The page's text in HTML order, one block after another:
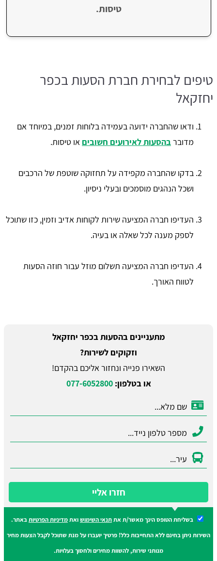
טיסות.
טיפים לבחירת חברת הסעות בכפר
יחזקאל
ודאו שהחברה ידועה בעמידה בלוחות זמנים, במיוחד אם
מדוברבהסעות לאירועים חשובים או טיסות.
בדקו שהחברה מקפידה על תחזוקה שוטפת של הרכבים
ושכל הנהגים מוסמכים ובעלי ניסיון.
העדיפו חברה המציעה שירות לקוחות אדיב וזמין, כזו שתוכל
לספק מענה לכל שאלה או בעיה.
העדיפו חברה המציעה תשלום מוזל עבור חוזה הסעות
לטווח האורך.
מתעניינים בהסעות בכפר יחזקאל
וזקוקים לשירות?
השאירו פנייה ונחזור אליכם בהקדם!
או בטלפון:077-6052800
חזרו אליי
בשליחת הטופס הינך מאשר/ת אתתנאי השימושואתמדיניות הפרטיותבאתר.
השירות ניתן בחינם ללא התחייבות כלל! פרטיך יועברו על מנת שתוכל לקבל הצעות מחיר
מנותני שירות, להשוות מחירים ולחסוך בעלויות.